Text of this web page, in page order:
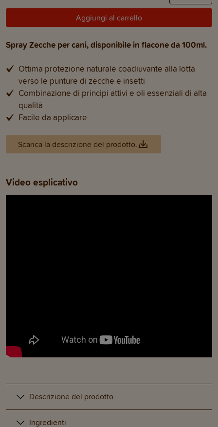
Aggiungi al carrello
Spray Zecche per cani, disponibile in flacone da 100ml.
Ottima protezione naturale coadiuvante alla lotta
verso le punture di zecche e insetti
Combinazione di principi attivi e oli essenziali di alta
qualità
Facile da applicare
Scarica la descrizione del prodotto.
Video esplicativo
Descrizione del prodotto
Ingredienti